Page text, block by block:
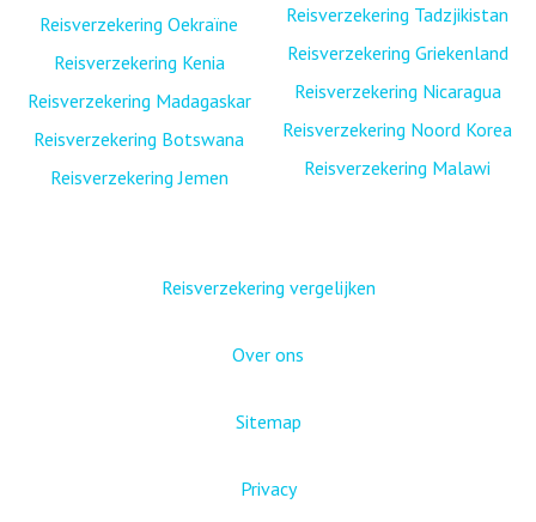
Reisverzekering Oekraïne
Reisverzekering Kenia
Reisverzekering Madagaskar
Reisverzekering Botswana
Reisverzekering Jemen
Reisverzekering Tadzjikistan
Reisverzekering Griekenland
Reisverzekering Nicaragua
Reisverzekering Noord Korea
Reisverzekering Malawi
Reisverzekering vergelijken
Over ons
Sitemap
Privacy